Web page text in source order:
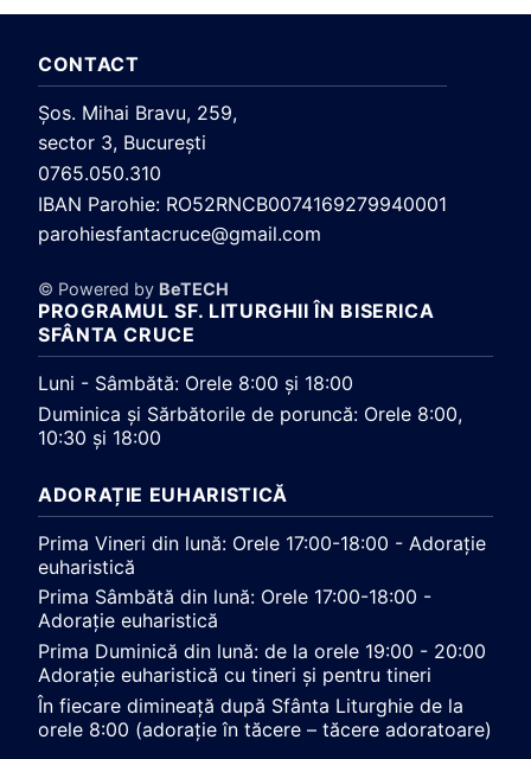
CONTACT
Şos. Mihai Bravu, 259,
sector 3, Bucureşti
0765.050.310
IBAN Parohie: RO52RNCB0074169279940001
parohiesfantacruce@gmail.com
© Powered by BeTECH
PROGRAMUL SF. LITURGHII ÎN BISERICA
SFÂNTA CRUCE
Luni - Sâmbătă: Orele 8:00 și 18:00
Duminica și Sărbătorile de poruncă: Orele 8:00,
10:30 și 18:00
ADORAȚIE EUHARISTICĂ
Prima Vineri din lună: Orele 17:00-18:00 - Adorație
euharistică
Prima Sâmbătă din lună: Orele 17:00-18:00 -
Adorație euharistică
Prima Duminică din lună: de la orele 19:00 - 20:00
Adorație euharistică cu tineri și pentru tineri
În fiecare dimineață după Sfânta Liturghie de la
orele 8:00 (adorație în tăcere – tăcere adoratoare)